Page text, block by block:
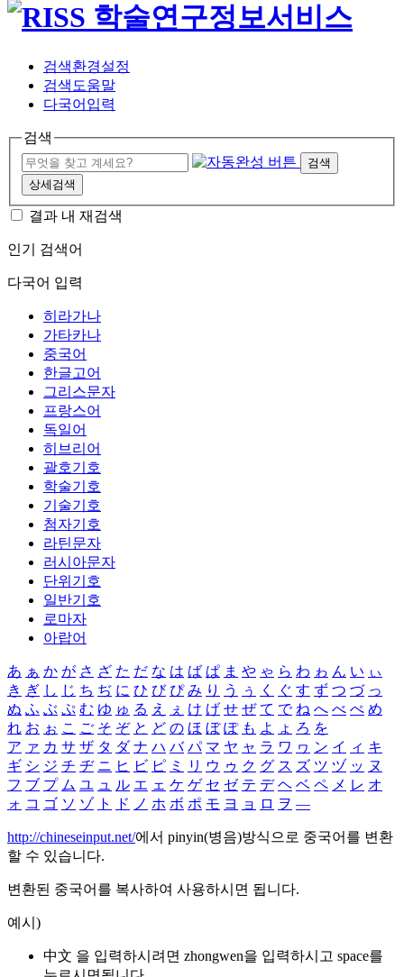
검색환경설정
검색도움말
다국어입력
검색
검색
상세검색
결과 내 재검색
인기 검색어
다국어 입력
히라가나
가타카나
중국어
한글고어
그리스문자
프랑스어
독일어
히브리어
괄호기호
학술기호
기술기호
첨자기호
라틴문자
러시아문자
단위기호
일반기호
로마자
아랍어
あ ぁ か が さ ざ た だ な は ば ぱ ま や ゃ ら わ ゎ ん い ぃ
き ぎ し じ ち ぢ に ひ び ぴ み り う ぅ く ぐ す ず つ づ っ
ぬ ふ ぶ ぷ む ゆ ゅ る え ぇ け げ せ ぜ て で ね へ べ ぺ め
れ お ぉ こ ご そ ぞ と ど の ほ ぼ ぽ も よ ょ ろ を
ア ァ カ サ ザ タ ダ ナ ハ バ パ マ ヤ ャ ラ ワ ヮ ン イ ィ キ
ギ シ ジ チ ヂ ニ ヒ ビ ピ ミ リ ウ ゥ ク グ ス ズ ツ ヅ ッ ヌ
フ ブ プ ム ユ ュ ル エ ェ ケ ゲ セ ゼ テ デ ヘ ベ ペ メ レ オ
ォ コ ゴ ソ ゾ ト ド ノ ホ ボ ポ モ ヨ ョ ロ ヲ ―
http://chineseinput.net/에서 pinyin(병음)방식으로 중국어를 변환
할 수 있습니다.
변환된 중국어를 복사하여 사용하시면 됩니다.
예시)
中文 을 입력하시려면 zhongwen을 입력하시고 space를